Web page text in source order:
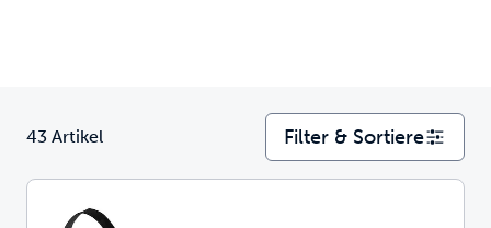
43 Artikel Filter & Sortiere